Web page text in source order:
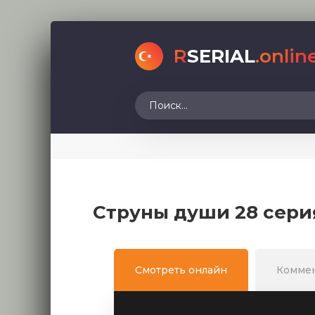
RSERIAL
Струны души 28
Смотреть онлайн